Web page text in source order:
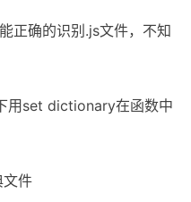
正确的识别.js文件，不知
用set dictionary在函数中
文件